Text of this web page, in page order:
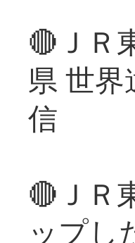
🔴ＪＲ
県 世
信
🔴ＪＲ
ップし